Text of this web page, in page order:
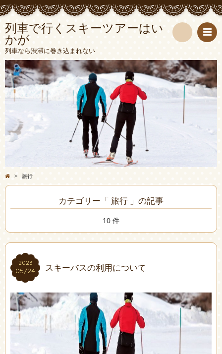
列車で行くスキーツアーはい
かが
列車なら渋滞に巻き込まれない
索
> 旅行
カテゴリー「 旅行 」の記事
10 件
2023
05/24
2023
05/24 スキーバスの利用について